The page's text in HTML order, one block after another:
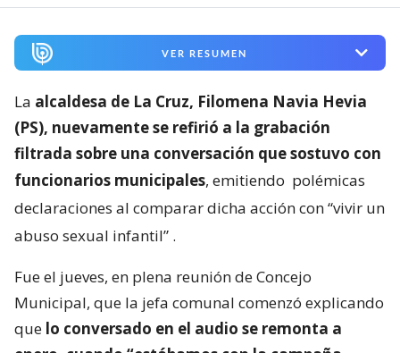
VER RESUMEN
La alcaldesa de La Cruz, Filomena Navia Hevia
(PS), nuevamente se refirió a la grabación
filtrada sobre una conversación que sostuvo con
funcionarios municipales, emitiendo polémicas
declaraciones al comparar dicha acción con “vivir un
abuso sexual infantil” .
Fue el jueves, en plena reunión de Concejo
Municipal, que la jefa comunal comenzó explicando
que lo conversado en el audio se remonta a